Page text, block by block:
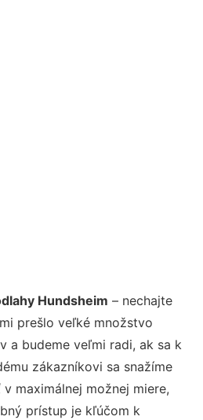
Hundsheim – nechajte
prešlo veľké množstvo
a budeme veľmi radi, ak sa k
zákazníkovi sa snažíme
maximálnej možnej miere,
prístup je kľúčom k